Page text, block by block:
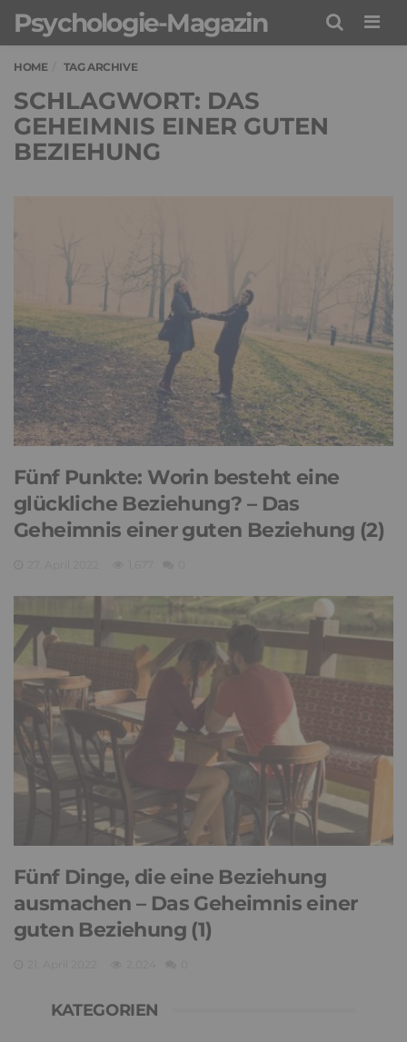
Psychologie-Magazin
HOME TAG ARCHIVE
SCHLAGWORT: DAS
GEHEIMNIS EINER GUTEN
BEZIEHUNG
Fünf Punkte: Worin besteht eine
glückliche Beziehung? – Das
Geheimnis einer guten Beziehung (2)
Fünf Dinge, die eine Beziehung
ausmachen – Das Geheimnis einer
guten Beziehung (1)
KATEGORIEN